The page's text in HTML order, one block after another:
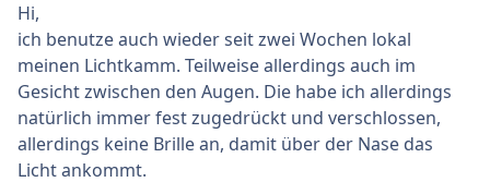
Hi,
ich benutze auch wieder seit zwei Wochen lokal
meinen Lichtkamm. Teilweise allerdings auch im
Gesicht zwischen den Augen. Die habe ich allerdings
natürlich immer fest zugedrückt und verschlossen,
allerdings keine Brille an, damit über der Nase das
Licht ankommt.